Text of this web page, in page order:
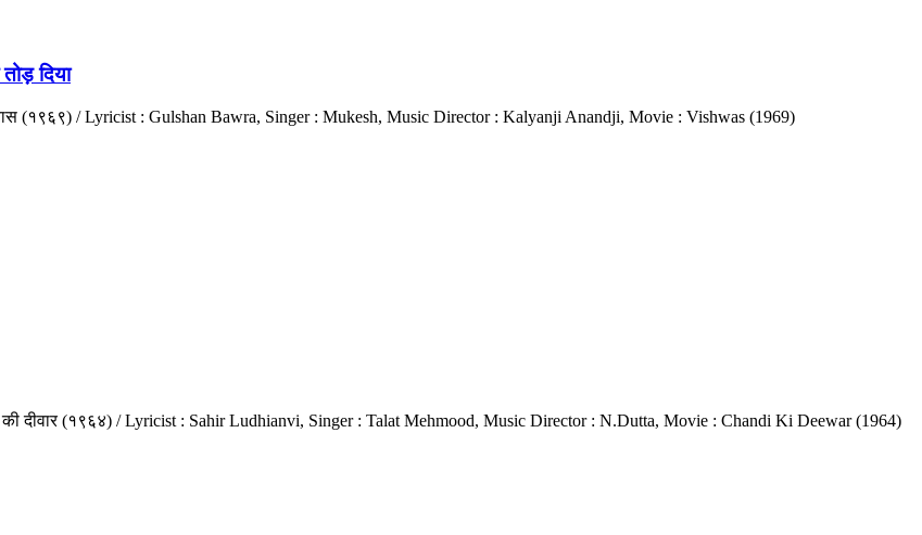
दिया
(१९६९) / Lyricist : Gulshan Bawra, Singer : Mukesh, Music Director : Kalyanji Anandji, Movie : Vishwas (1969)
की दीवार (१९६४) / Lyricist : Sahir Ludhianvi, Singer : Talat Mehmood, Music Director : N.Dutta, Movie : Chandi Ki Deewar (1964)